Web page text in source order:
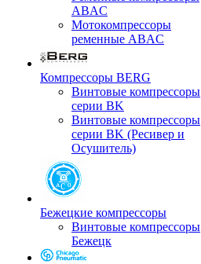
ABAC
Мотокомпрессоры
ременные ABAC
Компрессоры BERG
Винтовые компрессоры
серии BK
Винтовые компрессоры
серии BK (Ресивер и
Осушитель)
Бежецкие компрессоры
Винтовые компрессоры
Бежецк